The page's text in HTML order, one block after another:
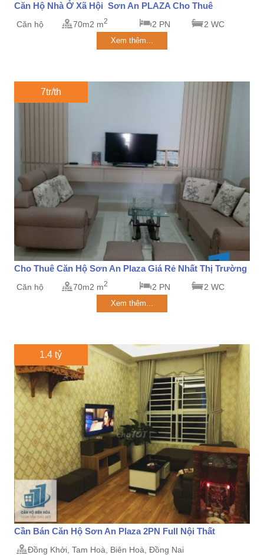
Căn Hộ Nhà Ở Xã Hội Sơn An PLAZA Cho Thuê
Căn hộ 70m2 m2 2 PN 2 WC
Xem thêm...
7tr/th
Cho Thuê Căn Hộ Sơn An Plaza Giá Rẻ Nhất Thị Trường
Căn hộ 70m2 m2 2 PN 2 WC
Xem thêm...
1.4 tỷ
Cần Bán Căn Hộ Sơn An Plaza 2PN Full Nội Thất
Đồng Khởi, Tam Hoà, Biên Hoà, Đồng Nai